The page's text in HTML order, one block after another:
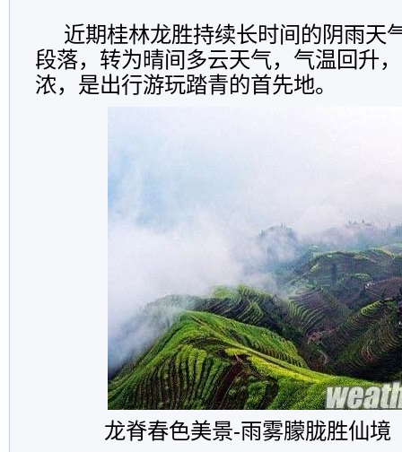
近期桂林龙胜持续长时间的阴雨天
段落，转为晴间多云天气，气温回升
浓，是出行游玩踏青的首先地。
龙脊春色美景-雨雾朦胧胜仙境